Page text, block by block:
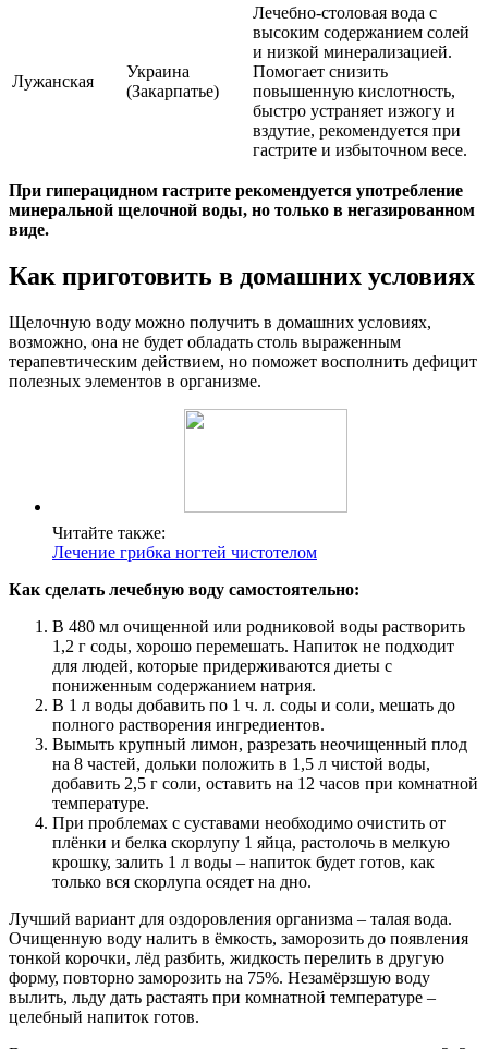
Лужанская
Украина
(Закарпатье)
Лечебно-столовая вода с
высоким содержанием солей
и низкой минерализацией.
Помогает снизить
повышенную кислотность,
быстро устраняет изжогу и
вздутие, рекомендуется при
гастрите и избыточном весе.
При гиперацидном гастрите рекомендуется употребление
минеральной щелочной воды, но только в негазированном
виде.
Как приготовить в домашних условиях
Щелочную воду можно получить в домашних условиях,
возможно, она не будет обладать столь выраженным
терапевтическим действием, но поможет восполнить дефицит
полезных элементов в организме.
Читайте также:
Лечение грибка ногтей чистотелом
Как сделать лечебную воду самостоятельно:
В 480 мл очищенной или родниковой воды растворить
1,2 г соды, хорошо перемешать. Напиток не подходит
для людей, которые придерживаются диеты с
пониженным содержанием натрия.
В 1 л воды добавить по 1 ч. л. соды и соли, мешать до
полного растворения ингредиентов.
Вымыть крупный лимон, разрезать неочищенный плод
на 8 частей, дольки положить в 1,5 л чистой воды,
добавить 2,5 г соли, оставить на 12 часов при комнатной
температуре.
При проблемах с суставами необходимо очистить от
плёнки и белка скорлупу 1 яйца, растолочь в мелкую
крошку, залить 1 л воды – напиток будет готов, как
только вся скорлупа осядет на дно.
Лучший вариант для оздоровления организма – талая вода.
Очищенную воду налить в ёмкость, заморозить до появления
тонкой корочки, лёд разбить, жидкость перелить в другую
форму, повторно заморозить на 75%. Незамёрзшую воду
вылить, льду дать растаять при комнатной температуре –
целебный напиток готов.